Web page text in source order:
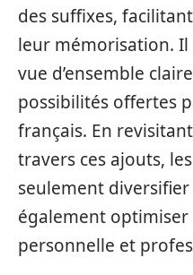
des suffixes,
leur mémorisation.
vue d’ensemble
possibilités offertes
français. En
travers ces ajouts,
seulement
également
personnelle et